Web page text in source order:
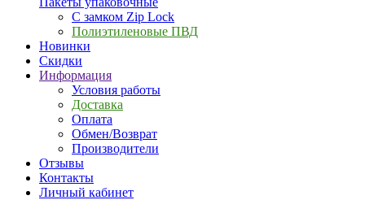
С замком Zip Lock
Полиэтиленовые ПВД
Новинки
Скидки
Информация
Условия работы
Доставка
Оплата
Обмен/Возврат
Производители
Отзывы
Контакты
Личный кабинет